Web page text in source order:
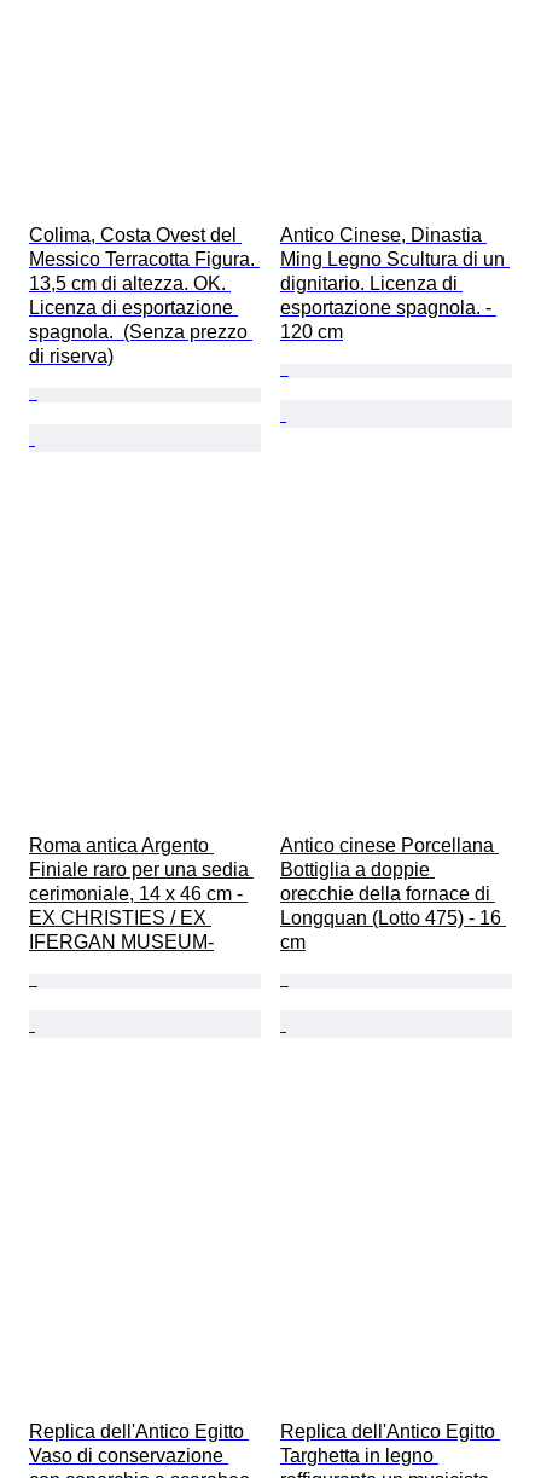
Colima, Costa Ovest del
Messico Terracotta Figura.
13,5 cm di altezza. OK.
Licenza di esportazione
spagnola.  (Senza prezzo
di riserva)
Antico Cinese, Dinastia
Ming Legno Scultura di un
dignitario. Licenza di
esportazione spagnola. -
120 cm
Roma antica Argento
Finiale raro per una sedia
cerimoniale, 14 x 46 cm -
EX CHRISTIES / EX
IFERGAN MUSEUM-
Antico cinese Porcellana
Bottiglia a doppie
orecchie della fornace di
Longquan (Lotto 475) - 16
cm
Replica dell'Antico Egitto
Vaso di conservazione
Replica dell'Antico Egitto
Targhetta in legno